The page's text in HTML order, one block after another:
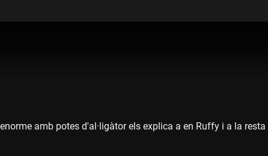
amb potes d'al·ligàtor els explica a en Ruffy i a la